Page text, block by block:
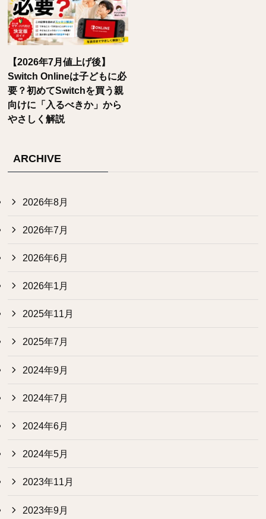
【2026年7月値上げ後】
Switch Onlineは子どもに必
要？初めてSwitchを買う親
向けに「入るべきか」から
やさしく解説
ARCHIVE
2026年8月
2026年7月
2026年6月
2026年1月
2025年11月
2025年7月
2024年9月
2024年7月
2024年6月
2024年5月
2023年11月
2023年9月